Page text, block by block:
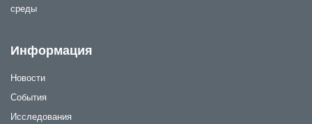
среды
Информация
Новости
События
Исследования